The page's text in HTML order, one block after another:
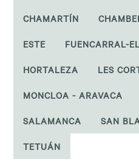
CHAMARTÍN
ESTE FUENCARRAL-
HORTALEZA LES
MONCLOA - ARAVACA
SALAMANCA SAN
TETUÁN